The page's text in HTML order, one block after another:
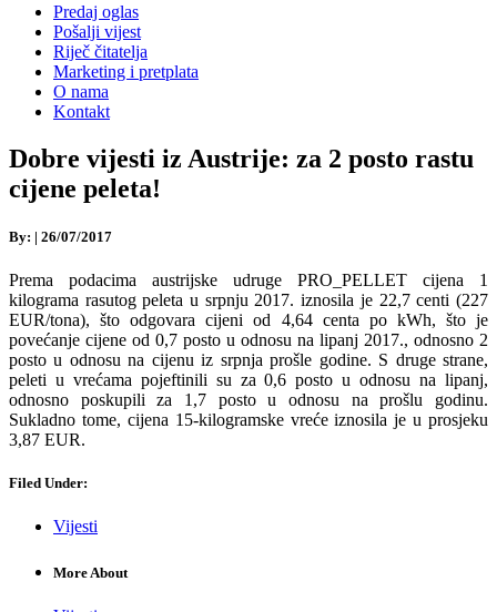
Predaj oglas
Pošalji vijest
Riječ čitatelja
Marketing i pretplata
O nama
Kontakt
Dobre vijesti iz Austrije: za 2 posto rastu
cijene peleta!
By: | 26/07/2017
Prema podacima austrijske udruge PRO_PELLET cijena 1
kilograma rasutog peleta u srpnju 2017. iznosila je 22,7 centi (227
EUR/tona), što odgovara cijeni od 4,64 centa po kWh, što je
povećanje cijene od 0,7 posto u odnosu na lipanj 2017., odnosno 2
posto u odnosu na cijenu iz srpnja prošle godine. S druge strane,
peleti u vrećama pojeftinili su za 0,6 posto u odnosu na lipanj,
odnosno poskupili za 1,7 posto u odnosu na prošlu godinu.
Sukladno tome, cijena 15-kilogramske vreće iznosila je u prosjeku
3,87 EUR.
Filed Under:
Vijesti
More About